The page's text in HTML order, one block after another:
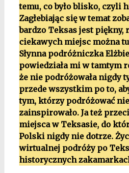
temu, co było blisko, czyli
Zagłebiając się w temat
bardzo Teksas jest
ciekawych miejsc można
Słynna podróżniczka
powiedziała mi w tamtym
że nie podróżowała nigdy
przede wszystkim po to,
tym, którzy podróżować
zainspirowało. Ja też
miejsca w Teksasie, do
Polski nigdy nie dotrze.
wirtualnej podróży po
historycznych